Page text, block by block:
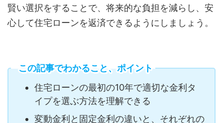
賢い選択をすることで、将来的な負担を減らし、安
心して住宅ローンを返済できるようにしましょう。
この記事でわかること、ポイント
住宅ローンの最初の10年で適切な金利タ
イプを選ぶ方法を理解できる
変動金利と固定金利の違いと、それぞれの